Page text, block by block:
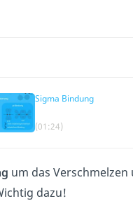
Sigma Bindung
(01:24)
um das
dazu!